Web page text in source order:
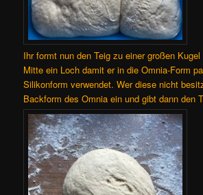
Ihr formt nun den Teig zu einer großen
Mitte ein Loch damit er in die Omnia-Form
Silikonform verwendet. Wer diese nicht
Backform des Omnia ein und gibt dann den